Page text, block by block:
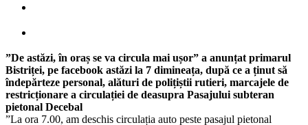
”De astăzi, în oraș se va circula mai ușor” a anunțat primarul
Bistriței, pe facebook astăzi la 7 dimineața, după ce a ținut să
îndepărteze personal, alături de polițiștii rutieri, marcajele de
restricționare a circulației de deasupra Pasajului subteran
pietonal Decebal
”La ora 7.00, am deschis circulația auto peste pasajul pietonal